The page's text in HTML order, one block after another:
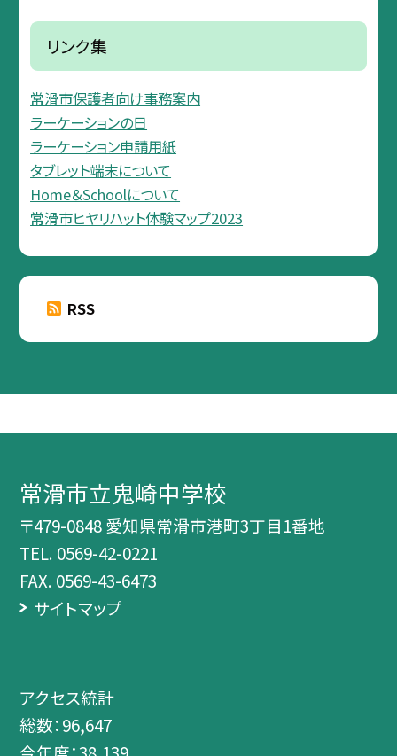
リンク集
常滑市保護者向け事務案内
ラーケーションの日
ラーケーション申請用紙
タブレット端末について
Home＆Schoolについて
常滑市ヒヤリハット体験マップ2023
RSS
常滑市立鬼崎中学校
〒479-0848 愛知県常滑市港町3丁目1番地
TEL. 0569-42-0221
FAX. 0569-43-6473
サイトマップ
アクセス統計
総数：96,647